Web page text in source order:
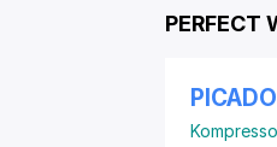
PERFECT
PICADO